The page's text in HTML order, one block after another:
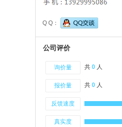
Q Q：
公司评价
询价量 共 0 人
报价量 共 0 人
反馈速度
真实度